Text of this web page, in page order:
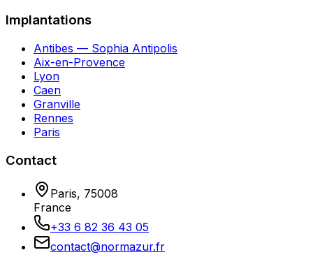
Implantations
Antibes — Sophia Antipolis
Aix-en-Provence
Lyon
Caen
Granville
Rennes
Paris
Contact
Paris, 75008
France
+33 6 82 36 43 05
contact@normazur.fr